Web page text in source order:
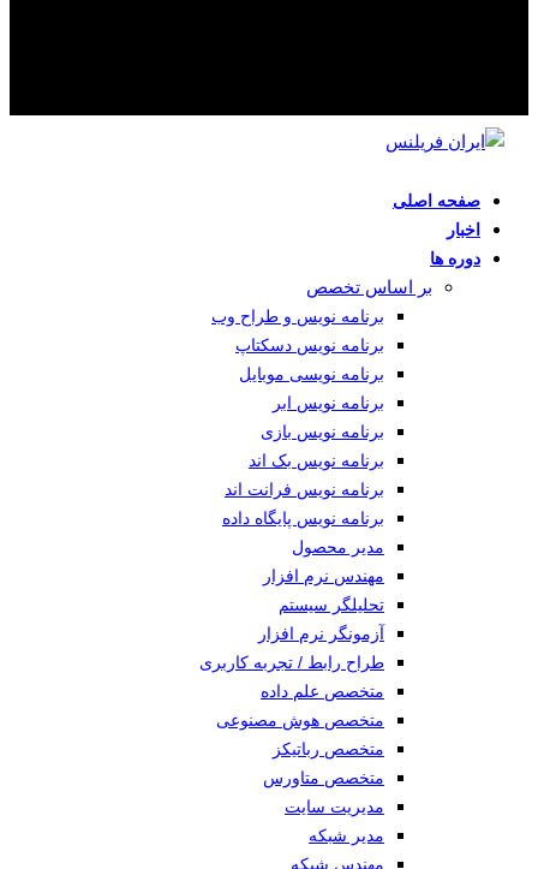
صفحه اصلی
اخبار
دوره ها
بر اساس تخصص
برنامه نویس و طراح وب
برنامه نویس دسکتاپ
برنامه نویسی موبایل
برنامه نویس ابر
برنامه نویس بازی
برنامه نویس بک اند
برنامه نویس فرانت اند
برنامه نویس پایگاه داده
مدیر محصول
مهندس نرم افزار
تحلیلگر سیستم
آزمونگر نرم افزار
طراح رابط / تجربه کاربری
متخصص علم داده
متخصص هوش مصنوعی
متخصص رباتیکز
متخصص متاورس
مدیریت سایت
مدیر شبکه
مهندس شبکه